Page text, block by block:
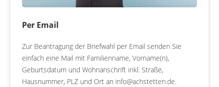
Per Email
Zur Beantragung der Briefwahl per Email senden Sie
einfach eine Mail mit Familienname, Vorname(n),
Geburtsdatum und Wohnanschrift inkl. Straße,
Hausnummer, PLZ und Ort an info@achstetten.de.